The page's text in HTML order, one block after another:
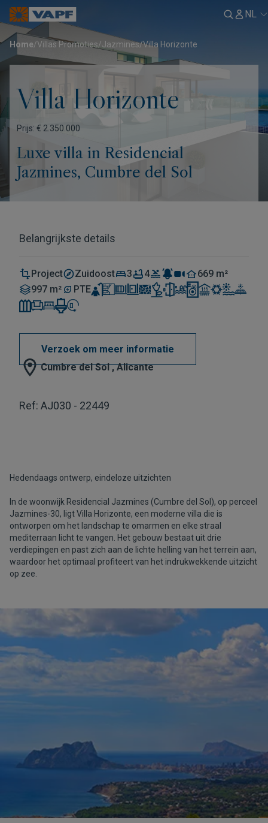
NL
Home/Villas Promoties/Jazmines/Villa Horizonte
Villa Horizonte
Prijs: € 2.350.000
Luxe villa in Residencial
Jazmines, Cumbre del Sol
Belangrijkste details
Project Zuidoost 3 4
669 m²
997 m²
PTE
Verzoek om meer informatie
Cumbre del Sol , Alicante
Ref: AJ030 - 22449
Hedendaags ontwerp, eindeloze uitzichten
In de woonwijk Residencial Jazmines (Cumbre del Sol), op perceel
Jazmines-30, ligt Villa Horizonte, een moderne villa die is
ontworpen om het landschap te omarmen en elke straal
mediterraan licht te vangen. Het gebouw bestaat uit drie
verdiepingen en past zich aan de lichte helling van het terrein aan,
waardoor het optimaal profiteert van het indrukwekkende uitzicht
op zee.